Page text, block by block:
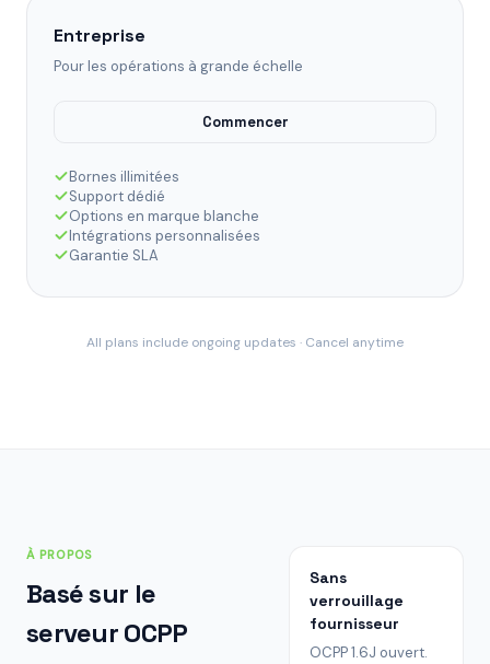
Entreprise
Pour les opérations à grande échelle
Commencer
Bornes illimitées
Support dédié
Options en marque blanche
Intégrations personnalisées
Garantie SLA
All plans include ongoing updates · Cancel anytime
À PROPOS
Basé sur le
serveur OCPP
Sans
verrouillage
fournisseur
OCPP 1.6J ouvert.